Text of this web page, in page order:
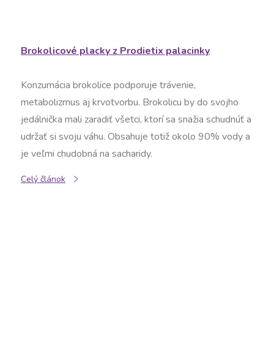
Brokolicové placky z Prodietix palacinky
Konzumácia brokolice podporuje trávenie,
metabolizmus aj krvotvorbu. Brokolicu by do svojho
jedálnička mali zaradiť všetci, ktorí sa snažia schudnúť a
udržať si svoju váhu. Obsahuje totiž okolo 90% vody a
je veľmi chudobná na sacharidy.
Celý článok